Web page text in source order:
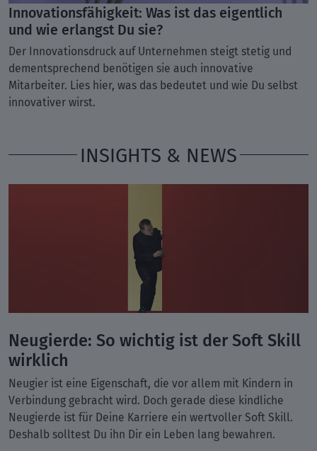
Innovationsfähigkeit: Was ist das eigentlich
und wie erlangst Du sie?
Der Innovationsdruck auf Unternehmen steigt stetig und
dementsprechend benötigen sie auch innovative
Mitarbeiter. Lies hier, was das bedeutet und wie Du selbst
innovativer wirst.
INSIGHTS & NEWS
Neugierde: So wichtig ist der Soft Skill
wirklich
Neugier ist eine Eigenschaft, die vor allem mit Kindern in
Verbindung gebracht wird. Doch gerade diese kindliche
Neugierde ist für Deine Karriere ein wertvoller Soft Skill.
Deshalb solltest Du ihn Dir ein Leben lang bewahren.